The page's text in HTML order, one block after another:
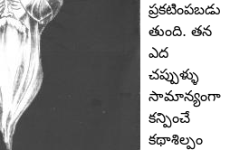
ప్రకటింపబడు
తుంది. తన
ఎద
చప్పుళ్ళు
సామాన్యంగా
కన్పించే
కథాశిల్పం